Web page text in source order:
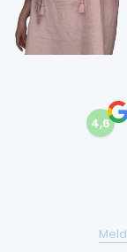
4,6